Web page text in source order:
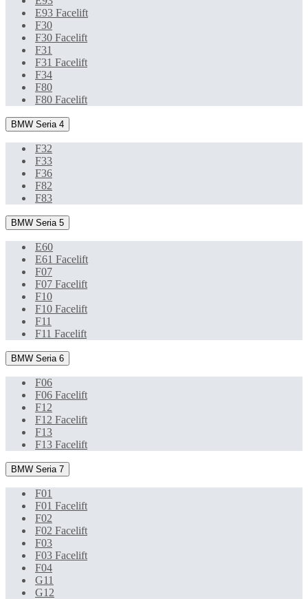
E93 Facelift
F30
F30 Facelift
F31
F31 Facelift
F34
F80
F80 Facelift
BMW Seria 4
F32
F33
F36
F82
F83
BMW Seria 5
E60
E61 Facelift
F07
F07 Facelift
F10
F10 Facelift
F11
F11 Facelift
BMW Seria 6
F06
F06 Facelift
F12
F12 Facelift
F13
F13 Facelift
BMW Seria 7
F01
F01 Facelift
F02
F02 Facelift
F03
F03 Facelift
F04
G11
G12